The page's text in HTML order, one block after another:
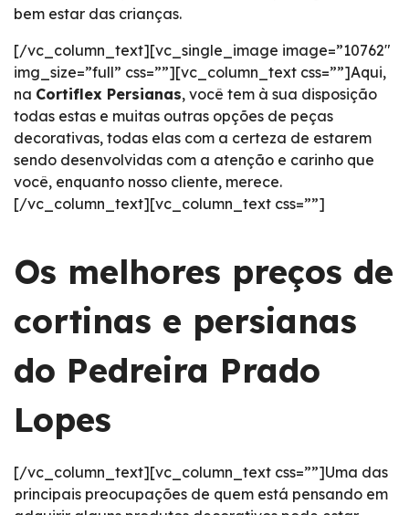
bem estar das crianças.
[/vc_column_text][vc_single_image image=”10762″
img_size=”full” css=””][vc_column_text css=””]Aqui,
na Cortiflex Persianas, você tem à sua disposição
todas estas e muitas outras opções de peças
decorativas, todas elas com a certeza de estarem
sendo desenvolvidas com a atenção e carinho que
você, enquanto nosso cliente, merece.
[/vc_column_text][vc_column_text css=””]
Os melhores preços de
cortinas e persianas
do Pedreira Prado
Lopes
[/vc_column_text][vc_column_text css=””]Uma das
principais preocupações de quem está pensando em